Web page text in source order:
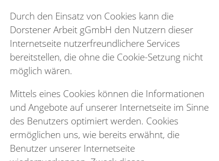
Durch den Einsatz von Cookies kann die
Dorstener Arbeit gGmbH den Nutzern dieser
Internetseite nutzerfreundlichere Services
bereitstellen, die ohne die Cookie-Setzung nicht
möglich wären.
Mittels eines Cookies können die Informationen
und Angebote auf unserer Internetseite im Sinne
des Benutzers optimiert werden. Cookies
ermöglichen uns, wie bereits erwähnt, die
Benutzer unserer Internetseite